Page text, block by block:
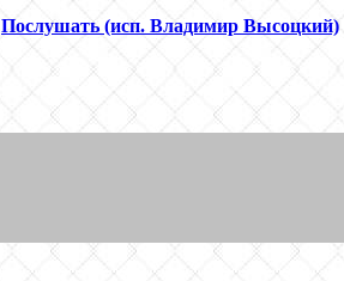
Послушать (исп. Владимир Высоцкий)